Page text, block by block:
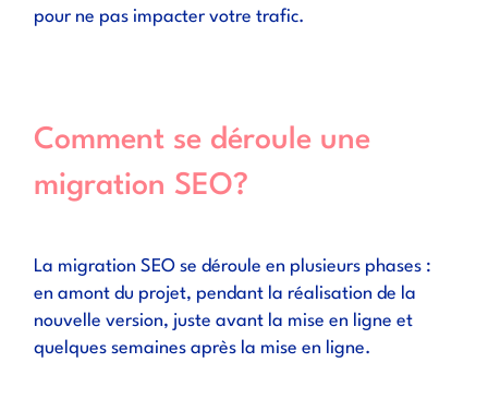
pour ne pas impacter votre trafic.
Comment se déroule une
migration SEO?
La migration SEO se déroule en plusieurs phases :
en amont du projet, pendant la réalisation de la
nouvelle version, juste avant la mise en ligne et
quelques semaines après la mise en ligne.